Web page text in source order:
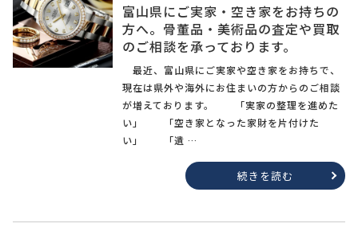
富山県にご実家・空き家をお持ちの
方へ。骨董品・美術品の査定や買取
のご相談を承っております。
最近、富山県にご実家や空き家をお持ちで、
現在は県外や海外にお住まいの方からのご相談
が増えております。 「実家の整理を進めた
い」 「空き家となった家財を片付けた
い」 「遺 …
続きを読む